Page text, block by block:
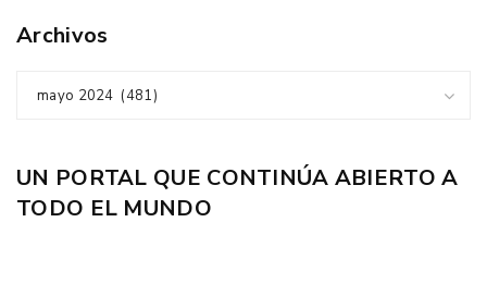
Archivos
mayo 2024 (481)
UN PORTAL QUE CONTINÚA ABIERTO A
TODO EL MUNDO